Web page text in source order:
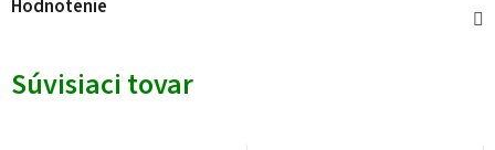
Hodnotenie
Súvisiaci tovar